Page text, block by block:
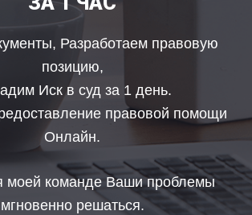
Разработаем правовую
позицию,
Иск в суд за 1 день.
правовой помощи
Онлайн.
моей команде Ваши проблемы
мгновенно решаться.